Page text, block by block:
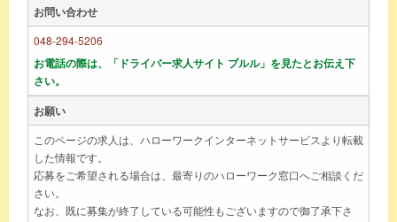
お問い合わせ
048-294-5206
お電話の際は、「ドライバー求人サイト ブルル」を見たとお伝え下
さい。
お願い
このページの求人は、ハローワークインターネットサービスより転載
した情報です。
応募をご希望される場合は、最寄りのハローワーク窓口へご相談くだ
さい。
なお、既に募集が終了している可能性もございますので御了承下さ